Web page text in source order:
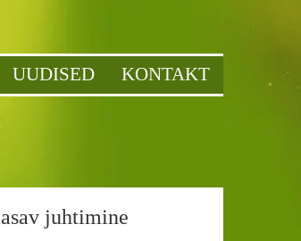
UUDISED KONTAKT
juhtimine